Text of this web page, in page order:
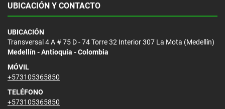
UBICACIÓN Y CONTACTO
UBICACIÓN
Transversal 4 A # 75 D - 74 Torre 32 Interior 307 La Mota (Medellín)
Medellín - Antioquia - Colombia
MÓVIL
+573105365850
TELÉFONO
+573105365850